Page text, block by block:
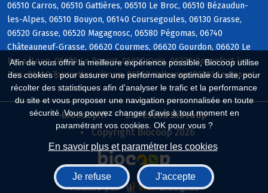
Afin de vous offrir la meilleure expérience possible, Biocoop utilise
des cookies : pour assurer une performance optimale du site, pour
récolter des statistiques afin d'analyser le trafic et la performance
du site et vous proposer une navigation personnalisée en toute
sécurité. Vous pouvez changer d'avis à tout moment en
paramétrant vos cookies. OK pour vous ?
En savoir plus et paramétrer les cookies
Je refuse J'accepte
06510 Carros, 06510 Gattières, 06510 Le Broc, 06510 Bézaudun-
les-Alpes, 06510 Bouyon, 06140 Coursegoules, 06130 Grasse,
06520 Grasse, 06520 Magagnosc, 06580 Pégomas, 06740
Châteauneuf-Grasse, 06620 Courmes, 06620 Gourdon, 06620 Le
Bar s/Loup, 06650 Le Rouret, 06650 Opio, 06330 Roquefort-les-
Pins, 06140 Tourrettes s/Loup, 06560 Valbonne, 06110 Le Cannet
Biocoop.fr
Le réseau Biocoop
Copyright Biocoop 2026
Réalisé par